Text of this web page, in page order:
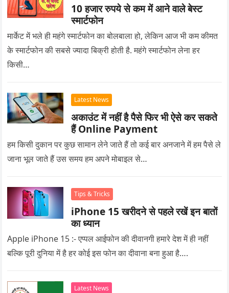
10 हजार रुपये से कम में आने वाले बेस्ट
स्मार्टफोन
मार्केट में भले ही महंगे स्मार्टफोन का बोलबाला हो, लेकिन आज भी कम कीमत
के स्मार्टफोन की सबसे ज्यादा बिक्री होती है. महंगे स्मार्टफोन लेना हर
किसी…
Latest News
अकाउंट में नहीं है पैसे फिर भी ऐसे कर सकते
हैं Online Payment
हम किसी दुकान पर कुछ सामान लेने जाते हैं तो कई बार अनजाने में हम पैसे ले
जाना भूल जाते हैं उस समय हम अपने मोबाइल से…
Tips & Tricks
iPhone 15 खरीदने से पहले रखें इन बातों
का ध्यान
Apple iPhone 15 :- एप्पल आईफोन की दीवानगी हमारे देश में ही नहीं
बल्कि पूरी दुनिया में है हर कोई इस फोन का दीवाना बना हुआ है….
Latest News